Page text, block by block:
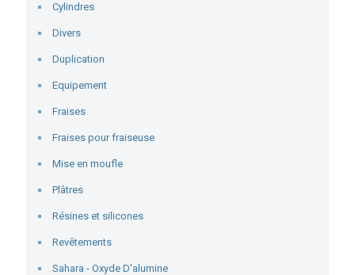
Cylindres
Divers
Duplication
Equipement
Fraises
Fraises pour fraiseuse
Mise en moufle
Plâtres
Résines et silicones
Revêtements
Sahara - Oxyde D'alumine